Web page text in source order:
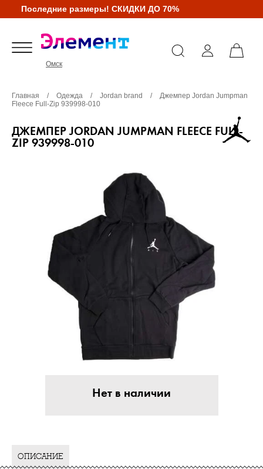
Последние размеры! СКИДКИ ДО 70%
Омск
Главная / Одежда / Jordan brand /
Джемпер Jordan Jumpman
Fleece Full-Zip 939998-010
ДЖЕМПЕР JORDAN JUMPMAN FLEECE FULL-
ZIP 939998-010
Нет в наличии
ОПИСАНИЕ